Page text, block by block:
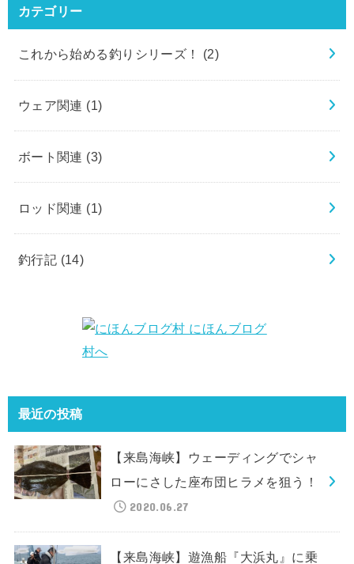
カテゴリー
これから始める釣りシリーズ！ (2)
ウェア関連 (1)
ボート関連 (3)
ロッド関連 (1)
釣行記 (14)
最近の投稿
【来島海峡】ウェーディングでシャ
ローにさした座布団ヒラメを狙う！
2020.06.27
【来島海峡】遊漁船『大浜丸』に乗